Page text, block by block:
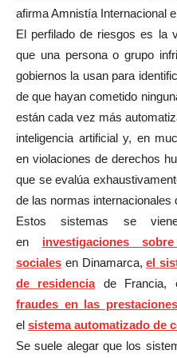
afirma Amnistía Internacional
El perfilado de riesgos es la
que una persona o grupo
gobiernos la usan para
de que hayan cometido
están cada vez más
inteligencia artificial y, en
en violaciones de derechos
que se evalúa
de las normas internacionales
Estos sistemas se
en investigaciones
sociales en Dinamarca,el
de residenciade Francia,
fraudes en las
el sistema automatizado de
Se suele alegar que los